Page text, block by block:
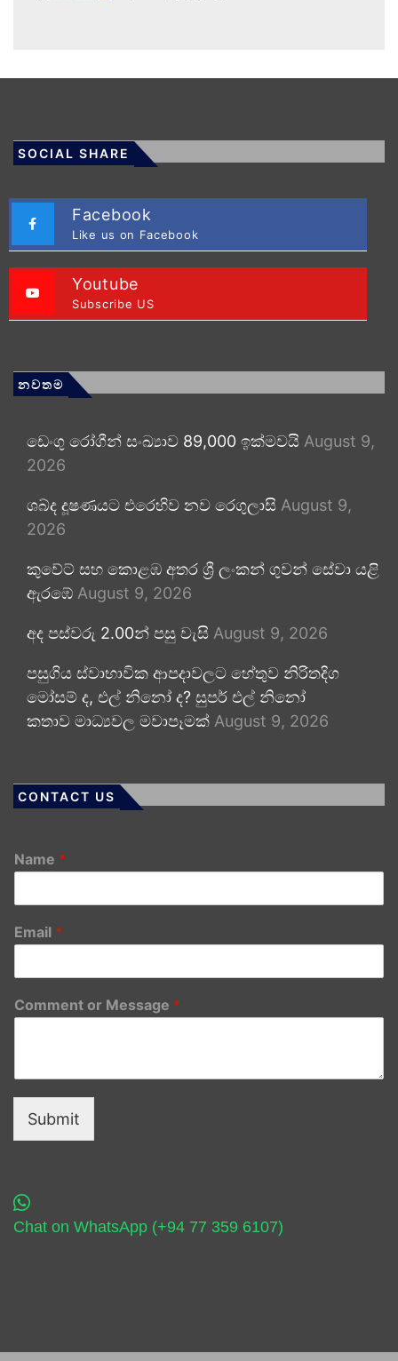
SOCIAL SHARE
Facebook
Like us on Facebook
Youtube
Subscribe US
නවතම
ඩෙංගු රෝගීන් සංඛ්‍යාව 89,000 ඉක්මවයි August 9,
2026
ශබ්ද දූෂණයට එරෙහිව නව රෙගුලාසි August 9,
2026
කුවේට් සහ කොළඹ අතර ශ්‍රී ලංකන් ගුවන් සේවා යළි
ඇරඹේ August 9, 2026
අද පස්වරු 2.00න් පසු වැසි August 9, 2026
පසුගිය ස්වාභාවික ආපදාවලට හේතුව නිරිතදිග
මෝසම් ද, එල් නිනෝ ද? සුපර් එල් නිනෝ
කතාව මාධ්‍යවල මවාපෑමක් August 9, 2026
CONTACT US
Name *
Email *
Comment or Message *
Submit
Chat on WhatsApp (+94 77 359 6107)